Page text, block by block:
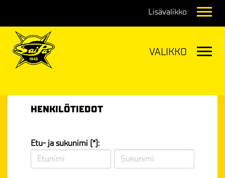
HENKILÖTIEDOT
Etu- ja sukunimi (*):